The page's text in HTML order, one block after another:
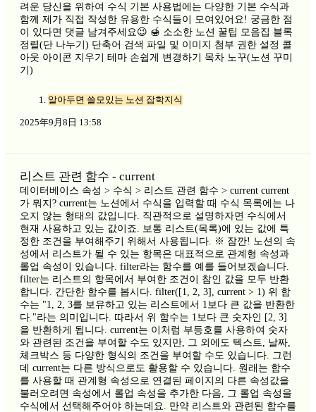
려운 당신을 위하여 수식 기본 사용법에는 다양한 기본 수식과
함께 제가 직접 작성한 유용한 수식들이 모여있어요! 궁금한 점
이 있다면 댓글 남겨주세요😉 🍯 소소한 노션 꿀팁 모음집 블록
정렬(단 나누기) 단축어 검색 파일 및 이미지 첨부 권한 설정 콜
아웃 아이콘 지우기 테마 손쉽게 변경하기 목차 노꾸(노션 꾸미
기)
알아두면 쓸모있는 노션 잡학지식
2025年9月8日 13:58
리스트 관련 함수 - current
데이터베이스 속성 > 수식 > 리스트 관련 함수 > current current
가 뭐지? current는 노션에서 수식을 입력할 때 수식 목록에는 나
오지 않는 형태의 값입니다. 직관적으로 설명하자면 수식에서
현재 사용하고 있는 값이죠. 보통 리스트(목록)에 있는 값에 특
정한 조건을 부여해주기 위해서 사용됩니다. ※ 잠깐! 노션의 속
성에서 리스트가 될 수 있는 항목은 대표적으로 관계형 속성과
롤업 속성이 있습니다. filter라는 함수를 예를 들어보겠습니다.
filter는 리스트의 항목에서 부여한 조건이 참인 값을 모두 반환
합니다. 간단한 함수를 봅시다. filter([1, 2, 3], current > 1) 위 함
수는 "1, 2, 3를 보유하고 있는 리스트에서 1보다 큰 값을 반환한
다."라는 의미입니다. 따라서 위 함수는 1보다 큰 숫자인 [2, 3]
을 반환하게 됩니다. current는 이처럼 부등호를 사용하여 숫자
와 관련된 조건을 부여할 수도 있지만, 그 외에도 텍스트, 날짜,
체크박스 등 다양한 형식의 조건을 부여할 수도 있습니다. 그런
데 current는 다른 방식으로도 활용할 수 있습니다. 원래는 함수
를 사용할 때 관계형 속성으로 연결된 페이지의 다른 속성값을
불러오려면 속성에서 롤업 속성을 추가한 다음, 그 롤업 속성을
수식에서 선택해주어야 하는데요. 만약 리스트와 관련된 함수를